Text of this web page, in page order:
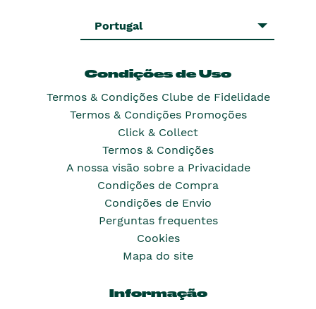
Portugal
Condições de Uso
Termos & Condições Clube de Fidelidade
Termos & Condições Promoções
Click & Collect
Termos & Condições
A nossa visão sobre a Privacidade
Condições de Compra
Condições de Envio
Perguntas frequentes
Cookies
Mapa do site
Informação